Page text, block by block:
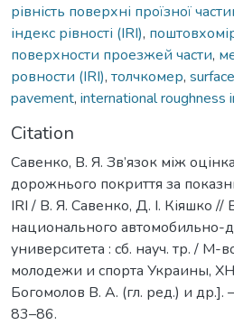
рівність поверхні проїзної
індекс рівності (IRI),
поверхности проезжей части,
ровности (IRI), толчкомер,
pavement, international roughness
Citation
Савенко, В. Я. Зв’язок між
дорожнього покриття за
IRI / В. Я. Савенко, Д. І. Кіяшко //
национального автомобильно-
университета : сб. науч. тр. / М-
молодежи и спорта Украины,
Богомолов В. А. (гл. ред.) и др.].
83–86.